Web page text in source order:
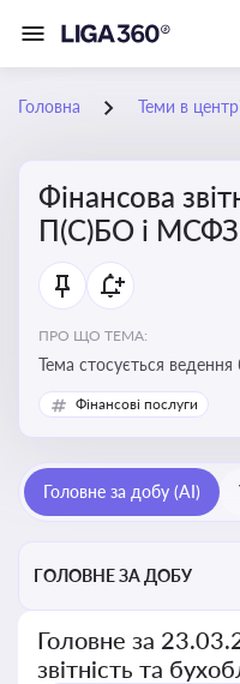
Головна Теми в
Фінансова
П(С)БО і МСФЗ
ПРО ЩО ТЕМА:
Тема стосується ведення
складання фінансової
національних і
Фінансові послуги
Головне за добу (AI)
ГОЛОВНЕ ЗА ДОБУ
Головне за
звітність та